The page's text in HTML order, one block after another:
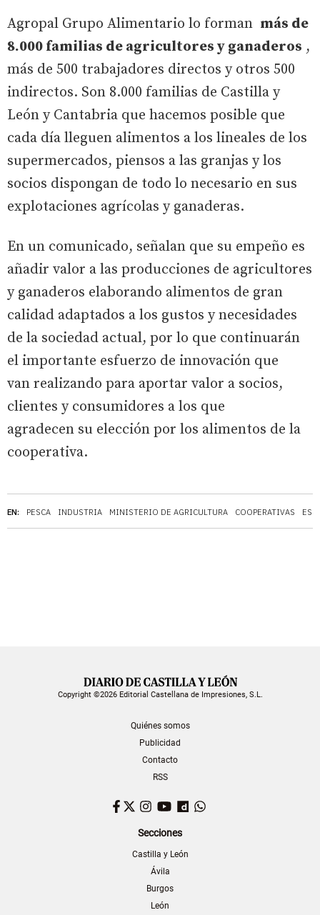
EN: PESCA INDUSTRIA MINISTERIO DE AGRICULTURA COOPERATIVAS
Agropal Grupo Alimentario lo forman más de
8.000 familias de agricultores y ganaderos ,
más de 500 trabajadores directos y otros 500
indirectos. Son 8.000 familias de Castilla y
León y Cantabria que hacemos posible que
cada día lleguen alimentos a los lineales de los
supermercados, piensos a las granjas y los
socios dispongan de todo lo necesario en sus
explotaciones agrícolas y ganaderas.
En un comunicado, señalan que su empeño es
añadir valor a las producciones de agricultores
y ganaderos elaborando alimentos de gran
calidad adaptados a los gustos y necesidades
de la sociedad actual, por lo que continuarán
el importante esfuerzo de innovación que
van realizando para aportar valor a socios,
clientes y consumidores a los que
agradecen su elección por los alimentos de la
cooperativa.
Copyright ©2026 Editorial Castellana de Impresiones, S.L.
Quiénes somos
Publicidad
Contacto
RSS
Facebook
TwitterInstagram
YouTubeDailymotion
Secciones
Castilla y León
Ávila
Burgos
León